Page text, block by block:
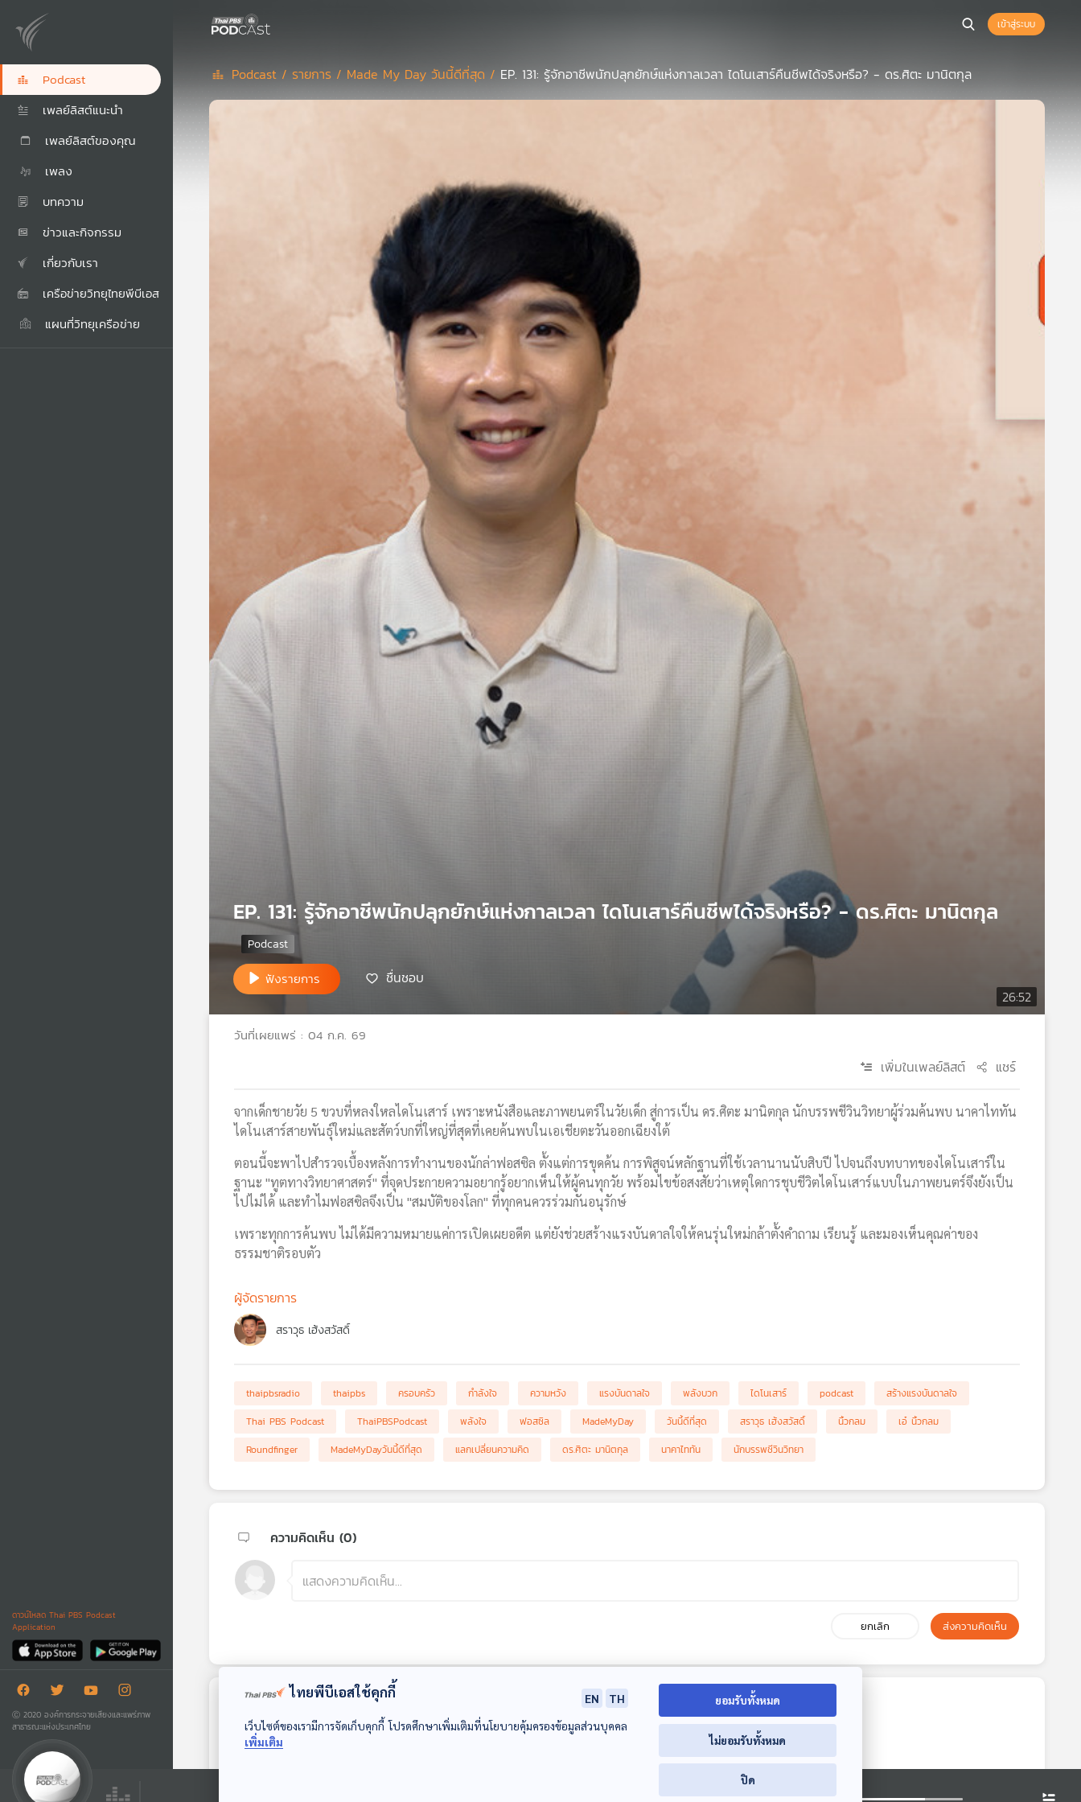
Podcast
เพลย์ลิสต์แนะนำ
เพลย์ลิสต์ของคุณ
เพลง
บทความ
ข่าวและกิจกรรม
เกี่ยวกับเรา
เครือข่ายวิทยุไทยพีบีเอส
แผนที่วิทยุเครือข่าย
ดาวน์โหลด Thai PBS Podcast
Application
Ⓒ 2020 องค์การกระจายเสียงและแพร่ภาพ
สาธารณะแห่งประเทศไทย
เข้าสู่ระบบ
Podcast / รายการ / Made My Day วันนี้ดีที่สุด / EP. 131: รู้จักอาชีพนักปลุกยักษ์แห่งกาลเวลา ไดโนเสาร์คืนชีพได้จริงหรือ? - ดร.ศิตะ มานิตกุล
26:52
EP. 131: รู้จักอาชีพนักปลุกยักษ์แห่งกาลเวลา ไดโนเสาร์คืนชีพได้จริงหรือ? - ดร.ศิตะ มานิตกุล
ฟังรายการ ชื่นชอบ
วันที่เผยแพร่ : 04 ก.ค. 69
เพิ่มในเพลย์ลิสต์ แชร์
จากเด็กชายวัย 5 ขวบที่หลงใหลไดโนเสาร์ เพราะหนังสือและภาพยนตร์ในวัยเด็ก สู่การเป็น ดร.ศิตะ มานิตกุล นักบรรพชีวินวิทยาผู้ร่วมค้นพบ นาคาไททัน
ไดโนเสาร์สายพันธุ์ใหม่และสัตว์บกที่ใหญ่ที่สุดที่เคยค้นพบในเอเชียตะวันออกเฉียงใต้
ตอนนี้จะพาไปสำรวจเบื้องหลังการทำงานของนักล่าฟอสซิล ตั้งแต่การขุดค้น การพิสูจน์หลักฐานที่ใช้เวลานานนับสิบปี ไปจนถึงบทบาทของไดโนเสาร์ใน
ฐานะ "ทูตทางวิทยาศาสตร์" ที่จุดประกายความอยากรู้อยากเห็นให้ผู้คนทุกวัย พร้อมไขข้อสงสัยว่าเหตุใดการชุบชีวิตไดโนเสาร์แบบในภาพยนตร์จึงยังเป็น
ไปไม่ได้ และทำไมฟอสซิลจึงเป็น "สมบัติของโลก" ที่ทุกคนควรร่วมกันอนุรักษ์
เพราะทุกการค้นพบ ไม่ได้มีความหมายแค่การเปิดเผยอดีต แต่ยังช่วยสร้างแรงบันดาลใจให้คนรุ่นใหม่กล้าตั้งคำถาม เรียนรู้ และมองเห็นคุณค่าของ
ธรรมชาติรอบตัว
ผู้จัดรายการ
สราวุธ เฮ้งสวัสดิ์
thaipbsradio thaipbs ครอบครัว กำลังใจ ความหวัง แรงบันดาลใจ พลังบวก ไดโนเสาร์ podcast
สร้างแรงบันดาลใจ
Thai PBS Podcast
ThaiPBSPodcast พลังใจ ฟอสซิล MadeMyDay วันนี้ดีที่สุด สราวุธ เฮ้งสวัสดิ์ นิ้วกลม
เอ๋ นิ้วกลม
Roundfinger
MadeMyDayวันนี้ดีที่สุด แลกเปลี่ยนความคิด ดร.ศิตะ มานิตกุล นาคาไททัน นักบรรพชีวินวิทยา
ความคิดเห็น (0)
ยกเลิก ส่งความคิดเห็น
ไทยพีบีเอสใช้คุกกี้ EN
TH
เว็บไซต์ของเรามีการจัดเก็บคุกกี้ โปรดศึกษาเพิ่มเติมที่นโยบายคุ้มครองข้อมูลส่วนบุคคล
เพิ่มเติม
ยอมรับทั้งหมด
ไม่ยอมรับทั้งหมด
ปิด